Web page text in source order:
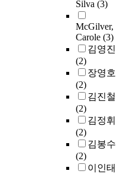
Silva (3)
McGilver,
Carole (3)
김영진
(2)
장영호
(2)
김진철
(2)
김정휘
(2)
김봉수
(2)
이인태